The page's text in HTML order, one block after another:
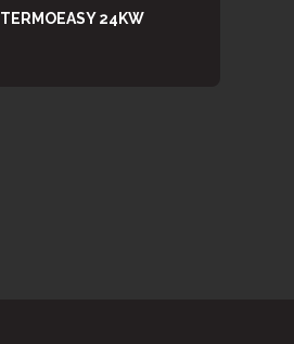
TERMOEASY 24KW